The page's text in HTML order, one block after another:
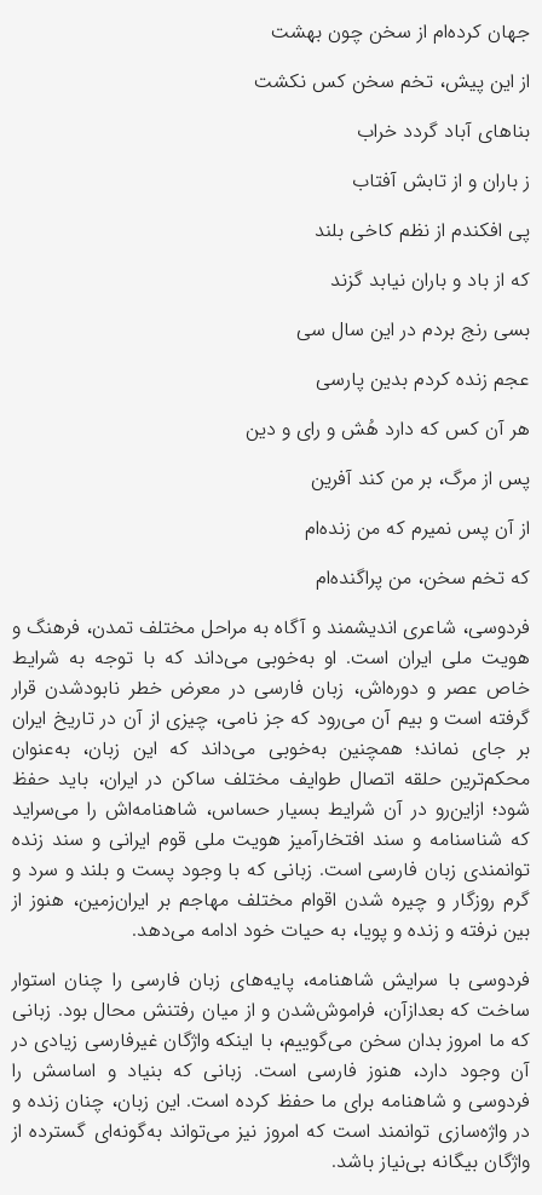
جهان کرده‌ام از سخن چون بهشت
از این پیش، تخم سخن کس نکشت
بناهای آباد گردد خراب
ز باران و از تابش آفتاب
پی افکندم از نظم کاخی بلند
که از باد و باران نیابد گزند
بسی رنج بردم در این سال سی
عجم زنده کردم بدین پارسی
هر آن کس که دارد هُش و رای و دین
پس از مرگ، بر من کند آفرین
از آن پس نمیرم که من زنده‌ام
که تخم سخن، من پراگنده‌ام
فردوسی، شاعری اندیشمند و آگاه به مراحل مختلف تمدن، فرهنگ و
هویت ملی ایران است. او به‌خوبی می‌داند که با توجه به شرایط
خاص عصر و دوره‌اش، زبان فارسی در معرض خطر نابودشدن قرار
گرفته است و بیم آن می‌رود که جز نامی، چیزی از آن در تاریخ ایران
بر جای نماند؛ همچنین به‌خوبی می‌داند که این زبان، به‌عنوان
محکم‌ترین حلقه اتصال طوایف مختلف ساکن در ایران، باید حفظ
شود؛ ازاین‌رو در آن شرایط بسیار حساس، شاهنامه‌اش را می‌سراید
که شناسنامه و سند افتخارآمیز هویت ملی قوم ایرانی و سند زنده
توانمندی زبان فارسی است. زبانی که با وجود پست ‌و بلند و سرد و
گرم روزگار و چیره شدن اقوام مختلف مهاجم بر ایران‌زمین، هنوز از
بین نرفته و زنده و پویا، به حیات خود ادامه می‌دهد.
فردوسی با سرایش شاهنامه، پایه‌های زبان فارسی را چنان استوار
ساخت که بعدازآن، فراموش‌شدن و از میان رفتنش محال بود. زبانی
که ما امروز بدان سخن می‌گوییم، با اینکه واژگان غیرفارسی زیادی در
آن وجود دارد، هنوز فارسی است. زبانی که بنیاد و اساسش را
فردوسی و شاهنامه برای ما حفظ کرده است. این زبان، چنان زنده و
در واژه‌سازی توانمند است که امروز نیز می‌تواند به‌گونه‌ای گسترده از
واژگان بیگانه بی‌نیاز باشد.